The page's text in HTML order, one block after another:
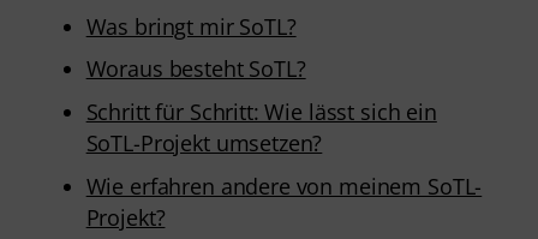
Was bringt mir SoTL?
Woraus besteht SoTL?
Schritt für Schritt: Wie lässt sich ein
SoTL-Projekt umsetzen?
Wie erfahren andere von meinem SoTL-
Projekt?